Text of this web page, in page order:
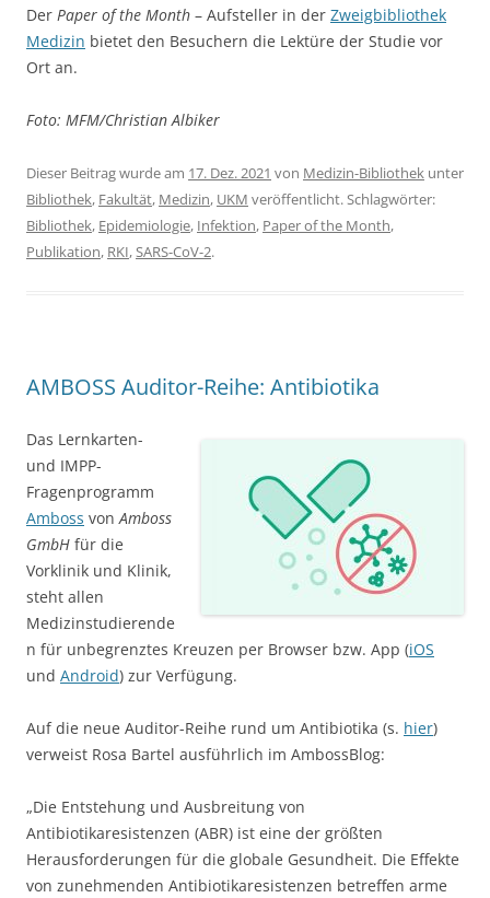
Der Paper of the Month – Aufsteller in der Zweigbibliothek
Medizin bietet den Besuchern die Lektüre der Studie vor
Ort an.
Foto: MFM/Christian Albiker
Dieser Beitrag wurde am 17. Dez. 2021 von Medizin-Bibliothek unter
Bibliothek, Fakultät, Medizin, UKM veröffentlicht. Schlagwörter:
Bibliothek, Epidemiologie, Infektion, Paper of the Month,
Publikation, RKI,SARS-CoV-2.
AMBOSS Auditor-Reihe: Antibiotika
Das Lernkarten-
und IMPP-
Fragenprogramm
Amboss vonAmboss
GmbH für die
Vorklinik und Klinik,
steht allen
Medizinstudierende
n für unbegrenztes Kreuzen per Browser bzw. App (iOS
und Android) zur Verfügung.
Auf die neue Auditor-Reihe rund um Antibiotika (s. hier)
verweist Rosa Bartel ausführlich im AmbossBlog:
„Die Entstehung und Ausbreitung von
Antibiotikaresistenzen (ABR) ist eine der größten
Herausforderungen für die globale Gesundheit. Die Effekte
von zunehmenden Antibiotikaresistenzen betreffen arme